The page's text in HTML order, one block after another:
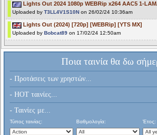
Lights Out 2024 1080p WEBRip x264 AAC5 1-
Uploaded by T3LL4V1S10N on 26/02/24 10:36am
Lights Out (2024) [720p] [WEBRip] [YTS MX]
Uploaded by Bobcat89 on 17/02/24 12:50am
Ποια ταινία θα δω
- Προτάσεις των χρηστών...
- HOT ταινίες...
- Ταινίες με...
Τύπος ταινίας: Βαθμολογία: Έτος: